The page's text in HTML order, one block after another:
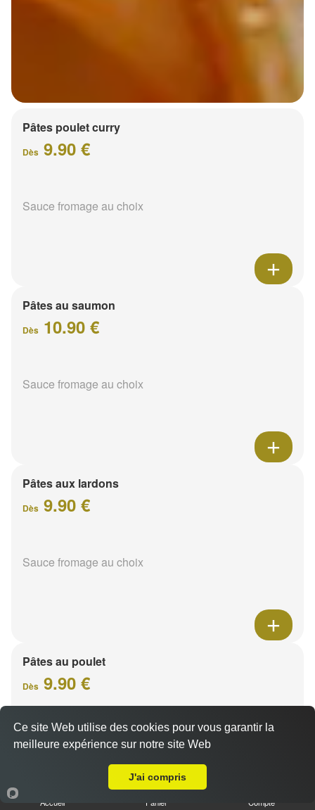
Pâtes poulet curry
Dès 9.90 €
Sauce fromage au choix
Pâtes au saumon
Dès 10.90 €
Sauce fromage au choix
Pâtes aux lardons
Dès 9.90 €
Sauce fromage au choix
Pâtes au poulet
Dès 9.90 €
Sauce fromage au choix
Accueil Panier Compte
Ce site Web utilise des cookies pour vous garantir la
meilleure expérience sur notre site Web
J'ai compris